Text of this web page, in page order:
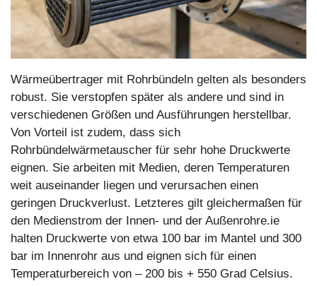
Wärmeübertrager mit Rohrbündeln gelten als besonders
robust. Sie verstopfen später als andere und sind in
verschiedenen Größen und Ausführungen herstellbar.
Von Vorteil ist zudem, dass sich
Rohrbündelwärmetauscher für sehr hohe Druckwerte
eignen. Sie arbeiten mit Medien, deren Temperaturen
weit auseinander liegen und verursachen einen
geringen Druckverlust. Letzteres gilt gleichermaßen für
den Medienstrom der Innen- und der Außenrohre.ie
halten Druckwerte von etwa 100 bar im Mantel und 300
bar im Innenrohr aus und eignen sich für einen
Temperaturbereich von – 200 bis + 550 Grad Celsius.